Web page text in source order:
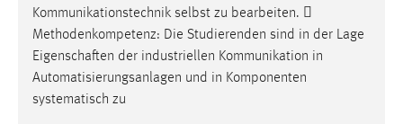
Kommunikationstechnik selbst zu bearbeiten. 
Methodenkompetenz: Die Studierenden sind in der Lage
Eigenschaften der industriellen Kommunikation in
Automatisierungsanlagen und in Komponenten
systematisch zu